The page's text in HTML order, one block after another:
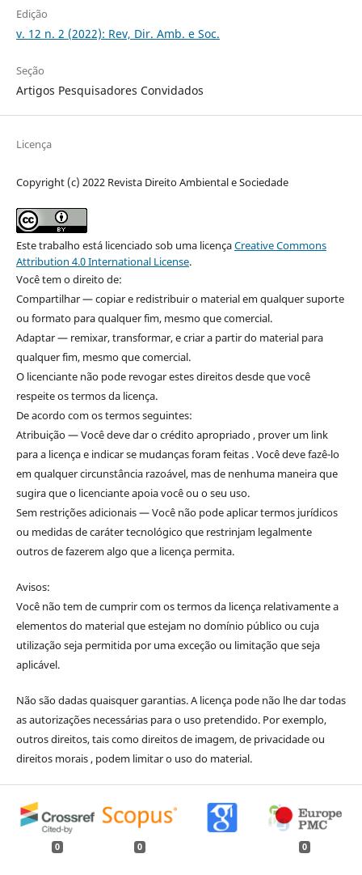
Edição
v. 12 n. 2 (2022): Rev, Dir. Amb. e Soc.
Seção
Artigos Pesquisadores Convidados
Licença
Copyright (c) 2022 Revista Direito Ambiental e Sociedade
Este trabalho está licenciado sob uma licençaCreative Commons
Attribution 4.0 International License.
Você tem o direito de:
Compartilhar — copiar e redistribuir o material em qualquer suporte
ou formato para qualquer fim, mesmo que comercial.
Adaptar — remixar, transformar, e criar a partir do material para
qualquer fim, mesmo que comercial.
O licenciante não pode revogar estes direitos desde que você
respeite os termos da licença.
De acordo com os termos seguintes:
Atribuição — Você deve dar o crédito apropriado , prover um link
para a licença e indicar se mudanças foram feitas . Você deve fazê-lo
em qualquer circunstância razoável, mas de nenhuma maneira que
sugira que o licenciante apoia você ou o seu uso.
Sem restrições adicionais — Você não pode aplicar termos jurídicos
ou medidas de caráter tecnológico que restrinjam legalmente
outros de fazerem algo que a licença permita.
Avisos:
Você não tem de cumprir com os termos da licença relativamente a
elementos do material que estejam no domínio público ou cuja
utilização seja permitida por uma exceção ou limitação que seja
aplicável.
Não são dadas quaisquer garantias. A licença pode não lhe dar todas
as autorizações necessárias para o uso pretendido. Por exemplo,
outros direitos, tais como direitos de imagem, de privacidade ou
direitos morais , podem limitar o uso do material.
0 0 0